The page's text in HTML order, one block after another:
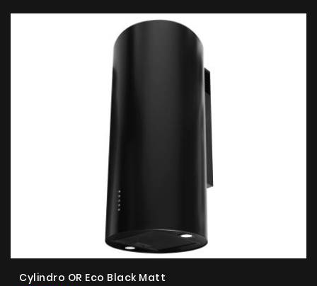
Cylindro OR Eco Black Matt